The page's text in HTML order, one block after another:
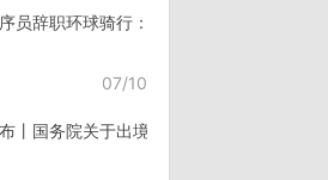
员辞职环球骑行：7年骑行45个国家《骑
07/10
丨国务院关于出境入境管理的规定